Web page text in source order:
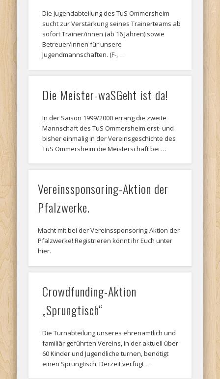
Die Jugendabteilung des TuS Ommersheim
sucht zur Verstärkung seines Trainerteams ab
sofort Trainer/innen (ab 16 Jahren) sowie
Betreuer/innen für unsere
Jugendmannschaften. (F-, …
Die Meister-waSGeht ist da!
In der Saison 1999/2000 errang die zweite
Mannschaft des TuS Ommersheim erst- und
bisher einmalig in der Vereinsgeschichte des
TuS Ommersheim die Meisterschaft bei …
Vereinssponsoring-Aktion der
Pfalzwerke.
Macht mit bei der Vereinssponsoring-Aktion der
Pfalzwerke! Registrieren könnt ihr Euch unter
hier.
Crowdfunding-Aktion
„Sprungtisch“
Die Turnabteilung unseres ehrenamtlich und
familiär geführten Vereins, in der aktuell über
60 Kinder und Jugendliche turnen, benötigt
einen Sprungtisch. Derzeit verfügt …